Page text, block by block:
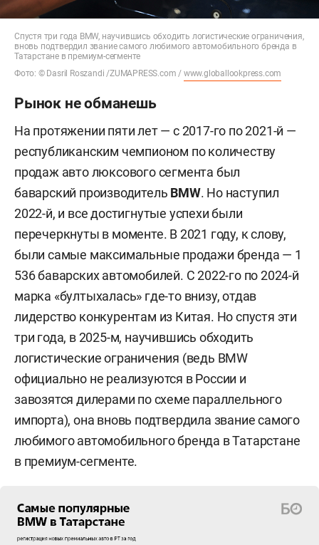
Спустя три года BMW, научившись обходить логистические ограничения,
вновь подтвердил звание самого любимого автомобильного бренда в
Татарстане в премиум-сегменте
Фото: © Dasril Roszandi /ZUMAPRESS.com / www.globallookpress.com
Рынок не обманешь
На протяжении пяти лет — с 2017-го по 2021-й —
республиканским чемпионом по количеству
продаж авто люксового сегмента был
баварский производитель BMW. Но наступил
2022-й, и все достигнутые успехи были
перечеркнуты в моменте. В 2021 году, к слову,
были самые максимальные продажи бренда — 1
536 баварских автомобилей. С 2022-го по 2024-й
марка «бултыхалась» где-то внизу, отдав
лидерство конкурентам из Китая. Но спустя эти
три года, в 2025-м, научившись обходить
логистические ограничения (ведь BMW
официально не реализуются в России и
завозятся дилерами по схеме параллельного
импорта), она вновь подтвердила звание самого
любимого автомобильного бренда в Татарстане
в премиум-сегменте.